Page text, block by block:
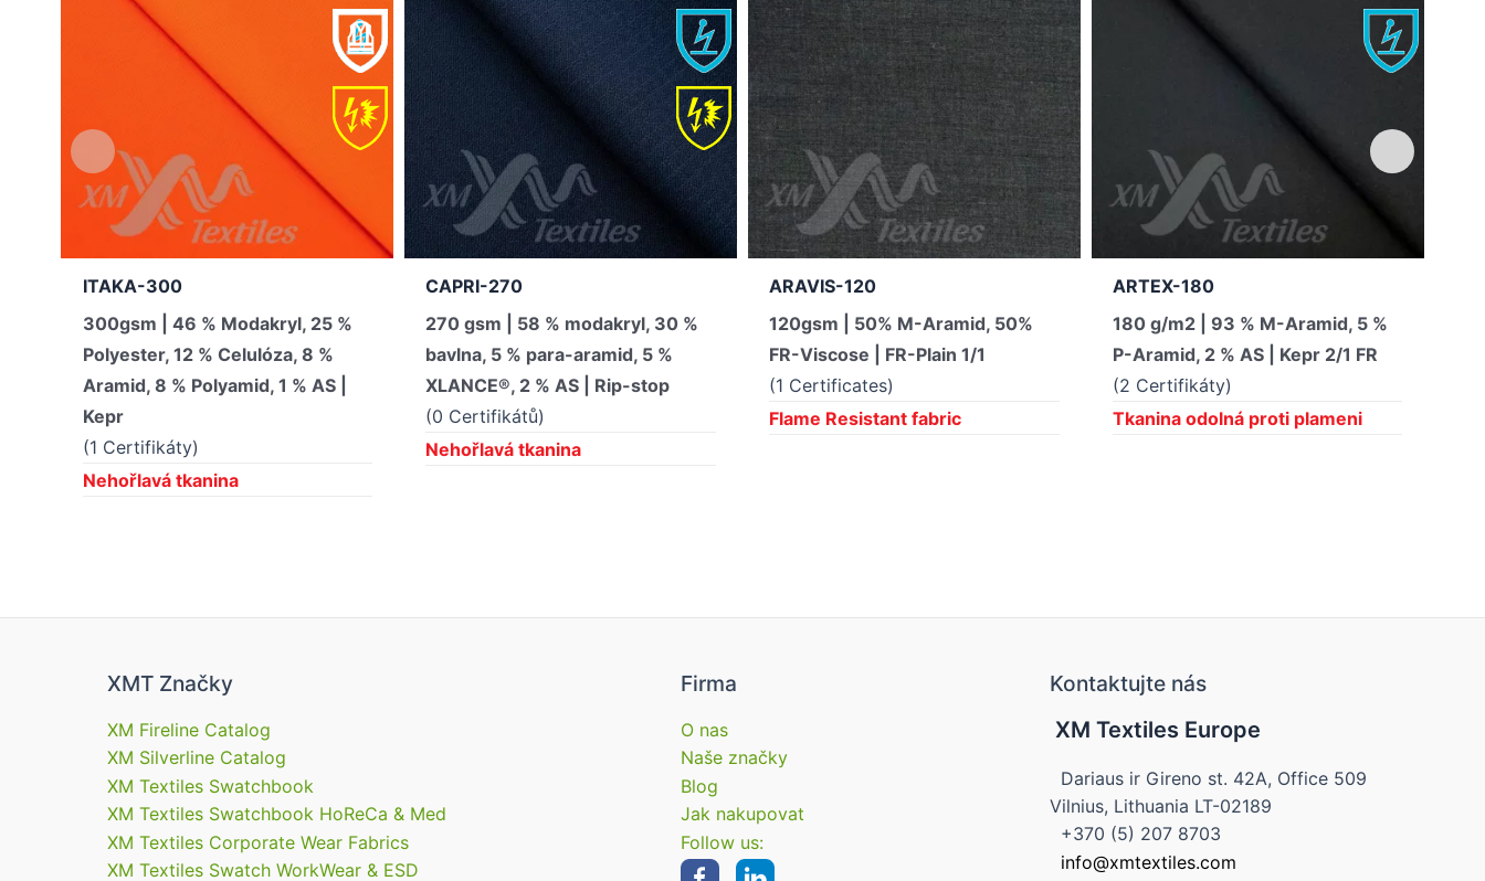
ITAKA-300
300gsm | 46 % Modakryl, 25 %
Polyester, 12 % Celulóza, 8 %
Aramid, 8 % Polyamid, 1 % AS |
Kepr
(1 Certifikáty)
Nehořlavá tkanina
CAPRI-270
270 gsm | 58 % modakryl, 30 %
bavlna, 5 % para-aramid, 5 %
XLANCE®, 2 % AS | Rip-stop
(0 Certifikátů)
Nehořlavá tkanina
ARAVIS-120
120gsm | 50% M-Aramid, 50%
FR-Viscose | FR-Plain 1/1
(1 Certificates)
Flame Resistant fabric
ARTEX-180
180 g/m2 | 93 % M-Aramid, 5 %
P-Aramid, 2 % AS | Kepr 2/1 FR
(2 Certifikáty)
Tkanina odolná proti plameni
XMT Značky
XM Fireline Catalog
XM Silverline Catalog
XM Textiles Swatchbook
XM Textiles Swatchbook HoReCa & Med
XM Textiles Corporate Wear Fabrics
XM Textiles Swatch WorkWear & ESD
Firma
O nas
Naše značky
Blog
Jak nakupovat
Follow us:
Kontaktujte nás
XM Textiles Europe
Dariaus ir Gireno st. 42A, Office 509
Vilnius, Lithuania LT-02189
+370 (5) 207 8703
info@xmtextiles.com